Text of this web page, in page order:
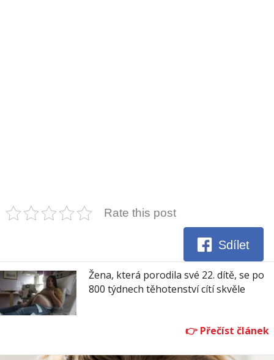
Rate this post
Sdílet
Žena, která porodila své 22. dítě, se po
800 týdnech těhotenství cítí skvěle